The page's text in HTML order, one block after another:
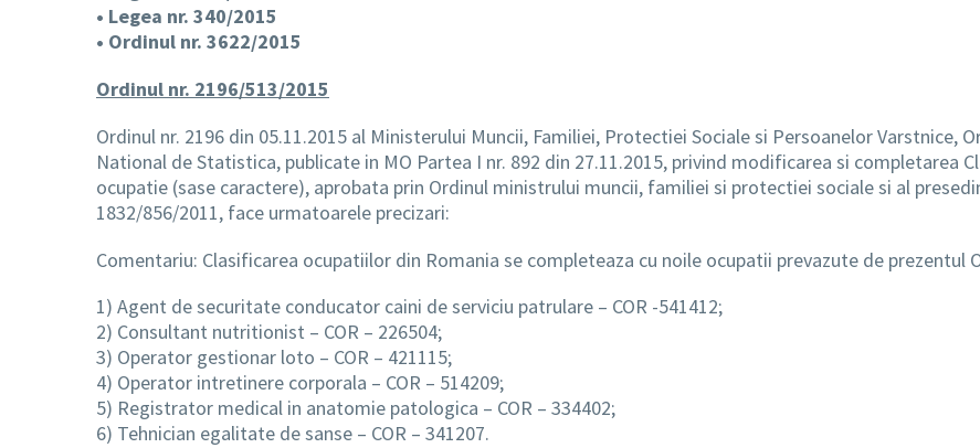
• Legea nr. 340/2015
• Ordinul nr. 3622/2015
Ordinul nr. 2196/513/2015
Ordinul nr. 2196 din 05.11.2015 al Ministerului Muncii, Familiei, Protectiei Sociale si Persoanelor Varstnice,
National de Statistica, publicate in MO Partea I nr. 892 din 27.11.2015, privind modificarea si completarea
ocupatie (sase caractere), aprobata prin Ordinul ministrului muncii, familiei si protectiei sociale si al
1832/856/2011, face urmatoarele precizari:
Comentariu: Clasificarea ocupatiilor din Romania se completeaza cu noile ocupatii prevazute de prezentul
1) Agent de securitate conducator caini de serviciu patrulare – COR -541412;
2) Consultant nutritionist – COR – 226504;
3) Operator gestionar loto – COR – 421115;
4) Operator intretinere corporala – COR – 514209;
5) Registrator medical in anatomie patologica – COR – 334402;
6) Tehnician egalitate de sanse – COR – 341207.